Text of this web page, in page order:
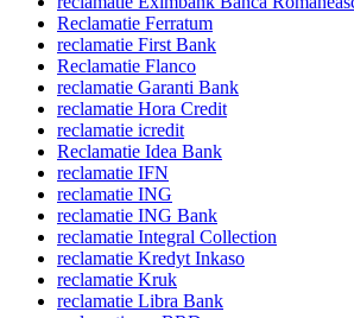
Reclamatie Ferratum
reclamatie First Bank
Reclamatie Flanco
reclamatie Garanti Bank
reclamatie Hora Credit
reclamatie icredit
Reclamatie Idea Bank
reclamatie IFN
reclamatie ING
reclamatie ING Bank
reclamatie Integral Collection
reclamatie Kredyt Inkaso
reclamatie Kruk
reclamatie Libra Bank